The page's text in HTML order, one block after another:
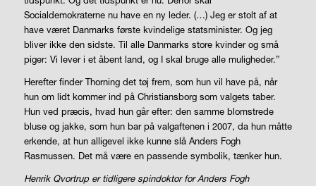
Socialdemokraterne nu have en ny leder. (…) Jeg er stolt af at
have været Danmarks første kvindelige statsminister. Og jeg
bliver ikke den sidste. Til alle Danmarks store kvinder og små
piger: Vi lever i et åbent land, og I skal bruge alle muligheder.”
Herefter finder Thorning det tøj frem, som hun vil have på, når
hun om lidt kommer ind på Christiansborg som valgets taber.
Hun ved præcis, hvad hun går efter: den samme blomstrede
bluse og jakke, som hun bar på valgaftenen i 2007, da hun måtte
erkende, at hun alligevel ikke kunne slå Anders Fogh
Rasmussen. Det må være en passende symbolik, tænker hun.
Henrik Qvortrup er tidligere spindoktor for Anders Fogh